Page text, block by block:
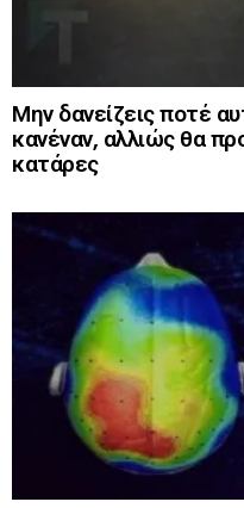
Μην δανείζεις ποτέ
κανέναν, αλλιώς θα
κατάρες